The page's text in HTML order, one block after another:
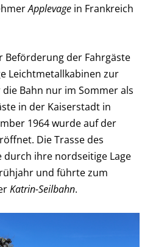
Applevage in Frankreich
Beförderung der Fahrgäste
Leichtmetallkabinen zur
Bahn nur im Sommer als
in der Kaiserstadt in
1964 wurde auf der
Die Trasse des
durch ihre nordseitige Lage
und führte zum
Katrin-Seilbahn.